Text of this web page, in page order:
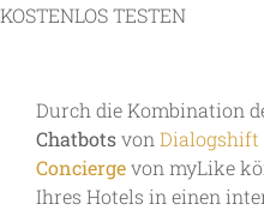
KOSTENLOS TESTEN
Durch die Kombination
Chatbotsvon Dialogshift
Conciergevon myLike
Ihres Hotels in einen